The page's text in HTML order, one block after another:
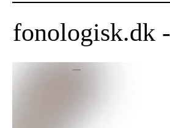
fonologisk.dk